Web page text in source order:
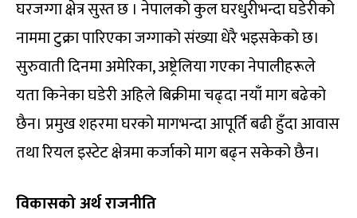
घरजग्गा क्षेत्र सुस्त छ । नेपालको कुल घरधुरीभन्दा घडेरीको
नाममा टुक्रा पारिएका जग्गाको संख्या धेरै भइसकेको छ।
सुरुवाती दिनमा अमेरिका, अष्ट्रेलिया गएका नेपालीहरूले
यता किनेका घडेरी अहिले बिक्रीमा चढ्दा नयाँ माग बढेको
छैन। प्रमुख शहरमा घरको मागभन्दा आपूर्ति बढी हुँदा आवास
तथा रियल इस्टेट क्षेत्रमा कर्जाको माग बढ्न सकेको छैन।
विकासको अर्थ राजनीति